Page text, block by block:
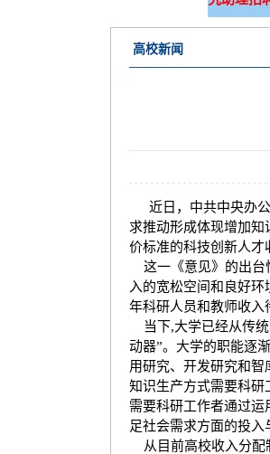
高校新闻
近日，中共中央办
求推动形成体现增加
价标准的科技创新人才
这一《意见》的出
入的宽松空间和良好
年科研人员和教师收入
当下,大学已经从传
动器”。大学的职能逐
用研究、开发研究和
知识生产方式需要科研
需要科研工作者通过
足社会需求方面的投入
从目前高校收入分